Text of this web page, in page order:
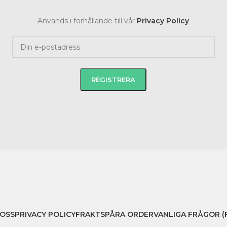
Används i förhållande till vår Privacy Policy
PRIVACY POLICYFRAKTSPÅRA ORDERVANLIGA FRÅGOR